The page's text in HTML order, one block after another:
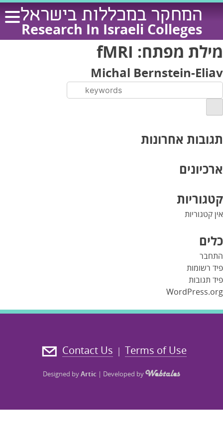
Skip
content
המחקר במכללות בישראל
Research In Israeli Colleges
מילת מפתח: fMRI
Michal Bernstein-Eliav
תגובות אחרונות
ארכיונים
קטגוריות
אין קטגוריות
כלים
התחבר
פיד רשומות
פיד תגובות
WordPress.org
Terms of Use
|
Contact Us
Designed byArtic | Developed by